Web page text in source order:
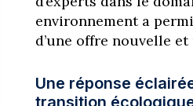
environnement a
d’une offre nouvelle et
Une réponse
transition